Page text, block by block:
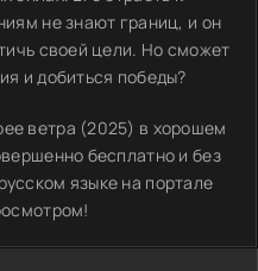
не знают границ, и он
своей цели. Но сможет
и добиться победы?
ветра (2025) в хорошем
бесплатно и без
языке на портале